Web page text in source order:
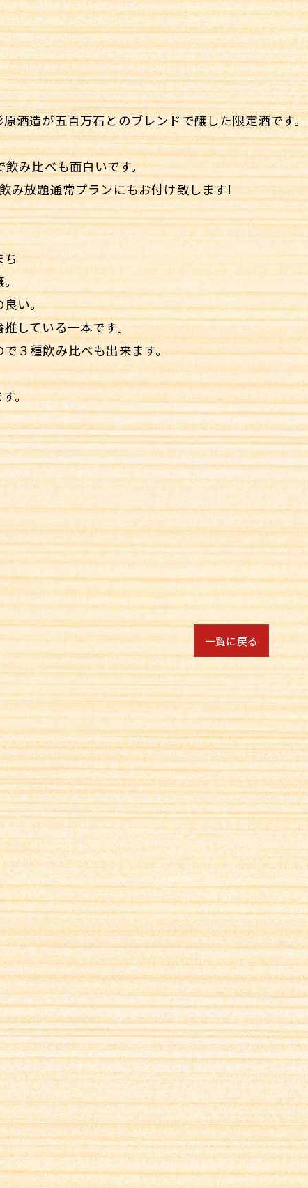
酒造が五百万石とのブレンドで醸した限定酒です。
み比べも面白いです。
み放題通常プランにもお付け致します!
良い。
している一本です。
３種飲み比べも出来ます。
。
一覧に戻る